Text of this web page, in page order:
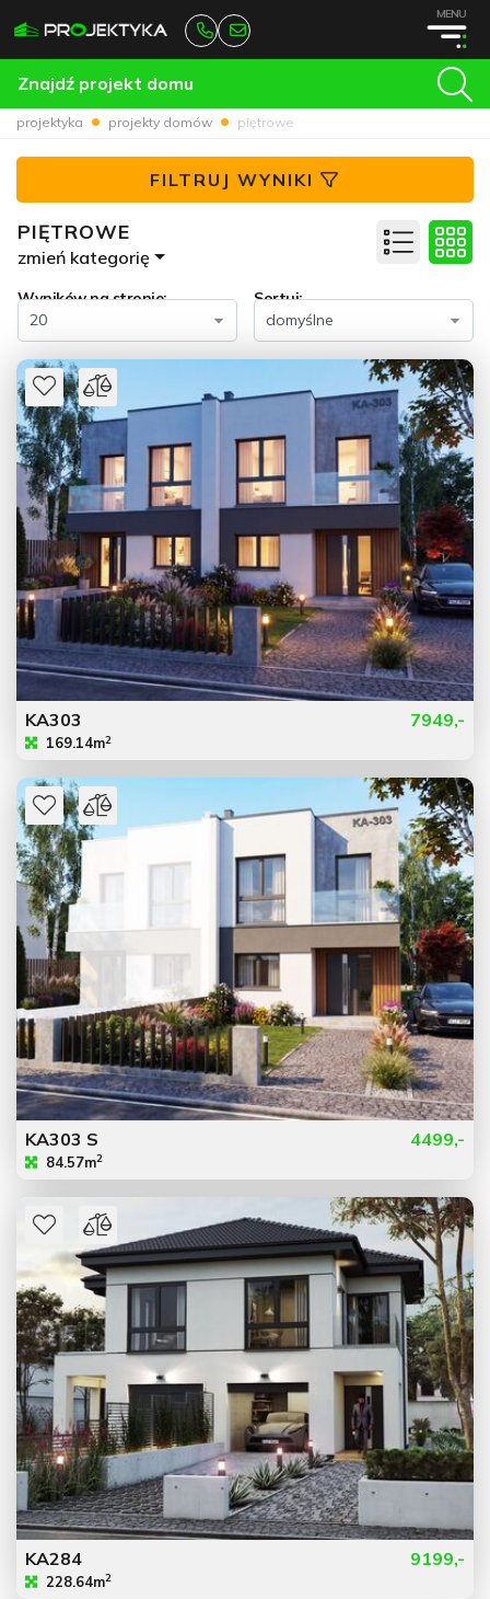
MENU
Znajdź projekt domu
projektyka projekty domów piętrowe
FILTRUJ WYNIKI
PIĘTROWE
zmień kategorię
Wyników na stronie: Sortuj:
KA303
169.14m2
7949,-
KA303 S
84.57m2
4499,-
KA284
228.64m2
9199,-